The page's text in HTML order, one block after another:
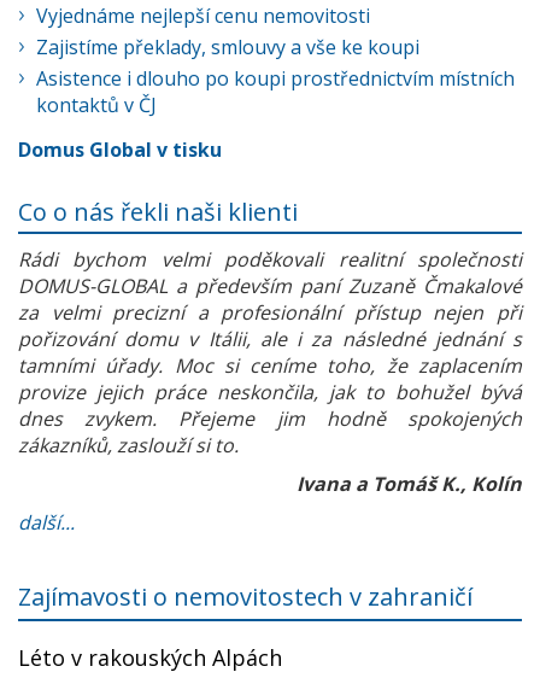
Vyjednáme nejlepší cenu nemovitosti
Zajistíme překlady, smlouvy a vše ke koupi
Asistence i dlouho po koupi prostřednictvím místních
kontaktů v ČJ
Domus Global v tisku
Co o nás řekli naši klienti
Rádi bychom velmi poděkovali realitní společnosti
DOMUS-GLOBAL a především paní Zuzaně Čmakalové
za velmi precizní a profesionální přístup nejen při
pořizování domu v Itálii, ale i za následné jednání s
tamními úřady. Moc si ceníme toho, že zaplacením
provize jejich práce neskončila, jak to bohužel bývá
dnes zvykem. Přejeme jim hodně spokojených
zákazníků, zaslouží si to.
Ivana a Tomáš K., Kolín
další...
Zajímavosti o nemovitostech v zahraničí
Léto v rakouských Alpách